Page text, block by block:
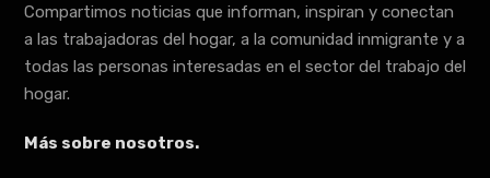
Compartimos noticias que informan, inspiran y conectan
a las trabajadoras del hogar, a la comunidad inmigrante y a
todas las personas interesadas en el sector del trabajo del
hogar.
Más sobre nosotros.